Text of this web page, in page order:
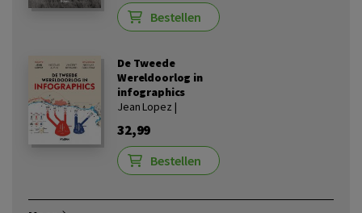
Bestellen
De Tweede
Wereldoorlog in
infographics
Jean Lopez |
32,99
Bestellen